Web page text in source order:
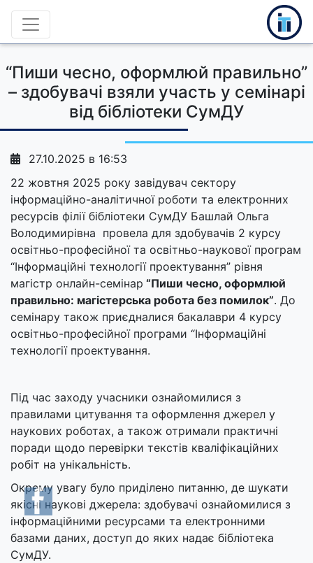
“Пиши чесно, оформлюй правильно”
– здобувачі взяли участь у семінарі
від бібліотеки СумДУ
27.10.2025 в 16:53
22 жовтня 2025 року завідувач сектору
інформаційно-аналітичної роботи та електронних
ресурсів філії бібліотеки СумДУ Башлай Ольга
Володимирівна провела для здобувачів 2 курсу
освітньо-професійної та освітньо-наукової програм
“Інформаційні технології проектування” рівня
магістр онлайн-семінар “Пиши чесно, оформлюй
правильно: магістерська робота без помилок”. До
семінару також приєдналися бакалаври 4 курсу
освітньо-професійної програми “Інформаційні
технології проектування.
Під час заходу учасники ознайомилися з
правилами цитування та оформлення джерел у
наукових роботах, а також отримали практичні
поради щодо перевірки текстів кваліфікаційних
робіт на унікальність.
Окрему увагу було приділено питанню, де шукати
якісні наукові джерела: здобувачі ознайомилися з
інформаційними ресурсами та електронними
базами даних, доступ до яких надає бібліотека
СумДУ.